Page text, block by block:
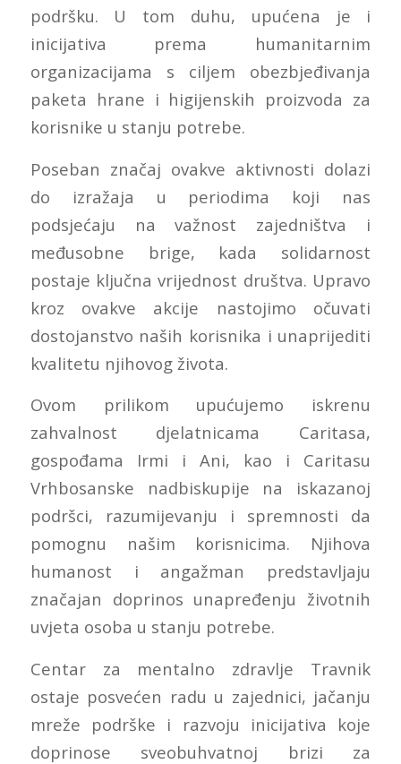
podršku. U tom duhu, upućena je i
inicijativa prema humanitarnim
organizacijama s ciljem obezbjeđivanja
paketa hrane i higijenskih proizvoda za
korisnike u stanju potrebe.
Poseban značaj ovakve aktivnosti dolazi
do izražaja u periodima koji nas
podsjećaju na važnost zajedništva i
međusobne brige, kada solidarnost
postaje ključna vrijednost društva. Upravo
kroz ovakve akcije nastojimo očuvati
dostojanstvo naših korisnika i unaprijediti
kvalitetu njihovog života.
Ovom prilikom upućujemo iskrenu
zahvalnost djelatnicama Caritasa,
gospođama Irmi i Ani, kao i Caritasu
Vrhbosanske nadbiskupije na iskazanoj
podršci, razumijevanju i spremnosti da
pomognu našim korisnicima. Njihova
humanost i angažman predstavljaju
značajan doprinos unapređenju životnih
uvjeta osoba u stanju potrebe.
Centar za mentalno zdravlje Travnik
ostaje posvećen radu u zajednici, jačanju
mreže podrške i razvoju inicijativa koje
doprinose sveobuhvatnoj brizi za